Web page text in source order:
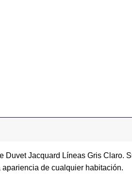
Jacquard Líneas Gris Claro.
de cualquier habitación.